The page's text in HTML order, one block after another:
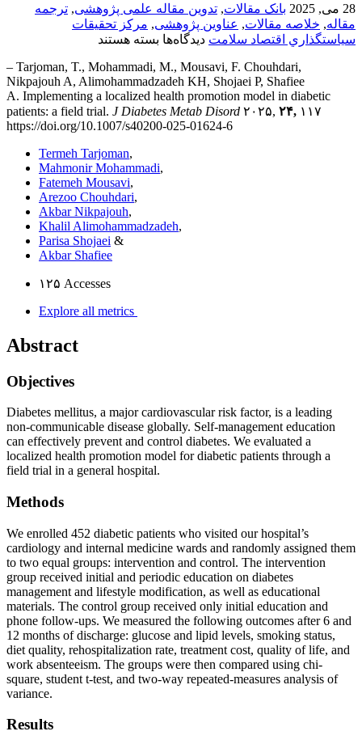
28 می, 2025 بانک مقالات, تدوین مقاله علمی پژوهشی, ترجمه
مقاله, خلاصه مقالات, عناوین پژوهشی, مركز تحقيقات
سياستگذاري اقتصاد سلامت دیدگاه‌ها برای
a
localized
health
promotion
model
diabetic
patients:
بسته هستند
– Tarjoman, T., Mohammadi, M., Mousavi, F. Chouhdari,
Nikpajouh A, Alimohammadzadeh KH, Shojaei P, Shafiee
A. Implementing a localized health promotion model in diabetic
patients: a field trial. J Diabetes Metab Disord ۲۰۲۵, ۲۴, ۱۱۷
https://doi.org/10.1007/s40200-025-01624-6
Termeh Tarjoman,
Mahmonir Mohammadi,
Fatemeh Mousavi,
Arezoo Chouhdari,
Akbar Nikpajouh,
Khalil Alimohammadzadeh,
Parisa Shojaei &
Akbar Shafiee
۱۲۵ Accesses
Explore all metrics
Abstract
Objectives
Diabetes mellitus, a major cardiovascular risk factor, is a leading
non-communicable disease globally. Self-management education
can effectively prevent and control diabetes. We evaluated a
localized health promotion model for diabetic patients through a
field trial in a general hospital.
Methods
We enrolled 452 diabetic patients who visited our hospital’s
cardiology and internal medicine wards and randomly assigned them
to two equal groups: intervention and control. The intervention
group received initial and periodic education on diabetes
management and lifestyle modification, as well as educational
materials. The control group received only initial education and
phone follow-ups. We measured the following outcomes after 6 and
12 months of discharge: glucose and lipid levels, smoking status,
diet quality, rehospitalization rate, treatment cost, quality of life, and
work absenteeism. The groups were then compared using chi-
square, student t-test, and two-way repeated-measures analysis of
variance.
Results